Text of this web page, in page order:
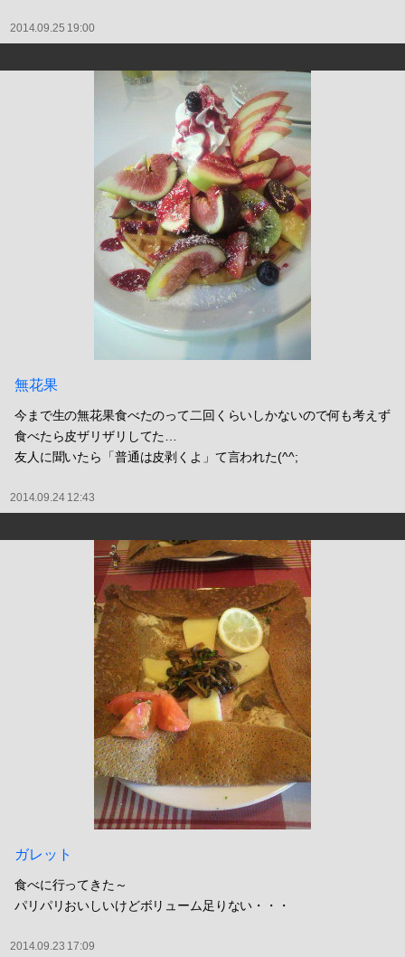
2014.09.25 19:00
無花果
今まで生の無花果食べたのって二回くらいしかないので何も考えず
食べたら皮ザリザリしてた…
友人に聞いたら「普通は皮剥くよ」て言われた(^^;
2014.09.24 12:43
ガレット
食べに行ってきた～
パリパリおいしいけどボリューム足りない・・・
2014.09.23 17:09